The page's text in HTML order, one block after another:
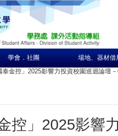
學會．社團 場地、器材借
泰金控」2025影響力投資校園巡迴論壇
控」2025影響